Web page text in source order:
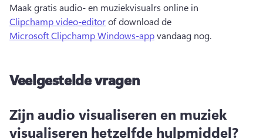
Maak gratis audio- en muziekvisualrs online in
Clipchamp video-editor of download de
Microsoft Clipchamp Windows-app vandaag nog.
Veelgestelde vragen
Zijn audio visualiseren en muziek
visualiseren hetzelfde hulpmiddel?